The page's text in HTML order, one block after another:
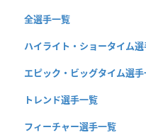
全選手一覧
ハイライト・ショータイム
エピック・ビッグタイム選
トレンド選手一覧
フィーチャー選手一覧